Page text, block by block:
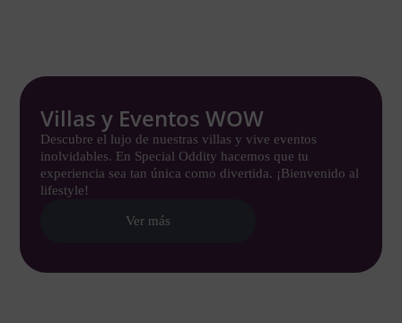
Villas y Eventos WOW
Descubre el lujo de nuestras villas y vive eventos
inolvidables. En Special Oddity hacemos que tu
experiencia sea tan única como divertida. ¡Bienvenido al
lifestyle!
Ver más